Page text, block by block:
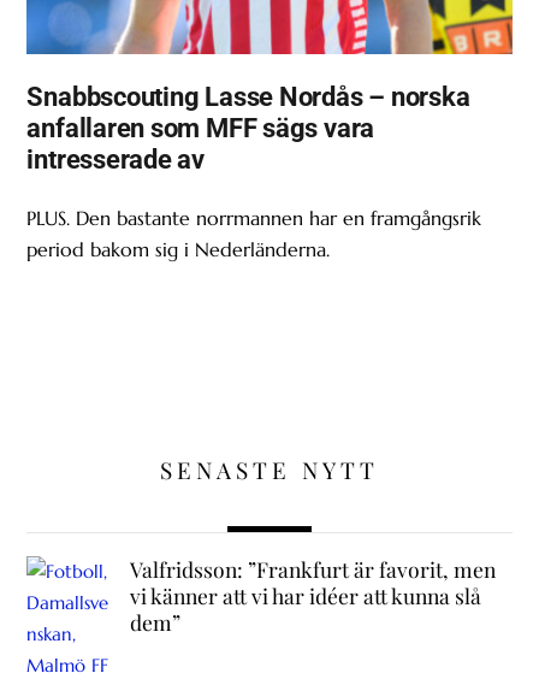
Snabbscouting Lasse Nordås – norska
anfallaren som MFF sägs vara
intresserade av
PLUS. Den bastante norrmannen har en framgångsrik
period bakom sig i Nederländerna.
SENASTE NYTT
Valfridsson: ”Frankfurt är favorit, men
vi känner att vi har idéer att kunna slå
dem”